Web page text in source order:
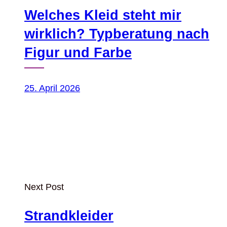
Welches Kleid steht mir
wirklich? Typberatung nach
Figur und Farbe
25. April 2026
Next Post
Strandkleider